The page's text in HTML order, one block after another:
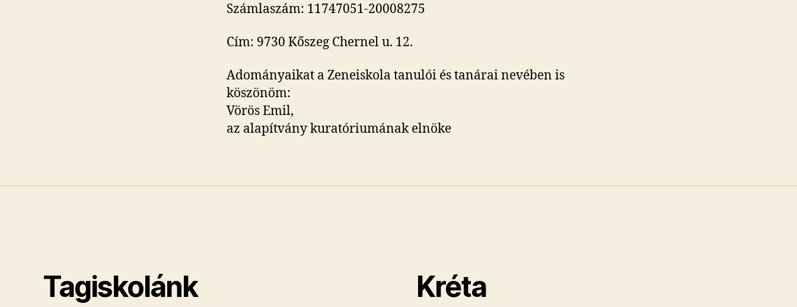
Számlaszám: 11747051-20008275
Cím: 9730 Kőszeg Chernel u. 12.
Adományaikat a Zeneiskola tanulói és tanárai nevében is
köszönöm:
Vörös Emil,
az alapítvány kuratóriumának elnöke
Tagiskolánk Kréta